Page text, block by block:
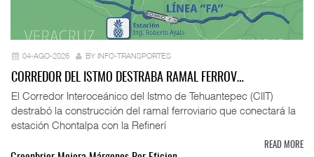
04-AGO-2026 BY INFO-TRANSPORTES
CORREDOR DEL ISTMO DESTRABA RAMAL FERROV…
El Corredor Interoceánico del Istmo de Tehuantepec (CIIT)
destrabó la construcción del ramal ferroviario que conectará la
estación Chontalpa con la Refinerí
READ MORE